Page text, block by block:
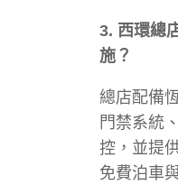
3. 西環總
施？
總店配備
門禁系統
控，並提
免費泊車